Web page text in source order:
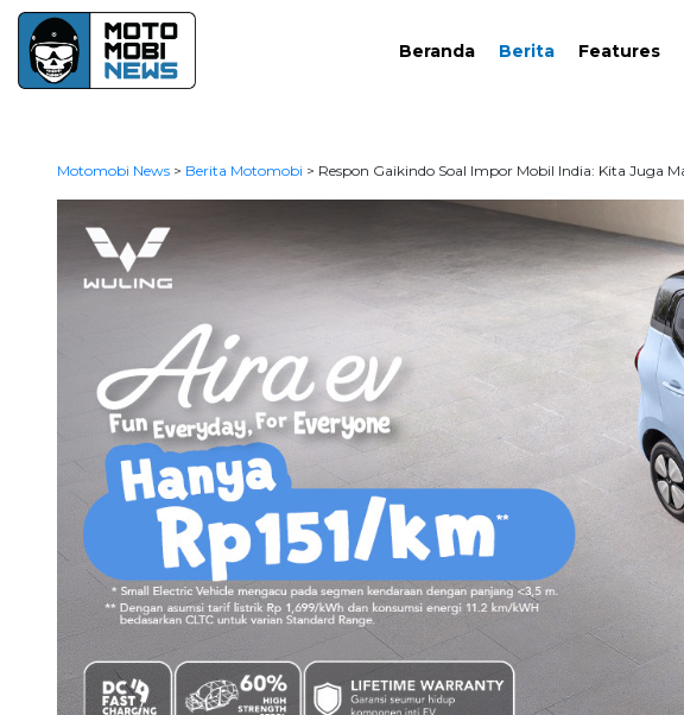
Beranda Berita Features
Motomobi News> Berita Motomobi > Respon Gaikindo Soal Impor Mobil India: Kita Juga